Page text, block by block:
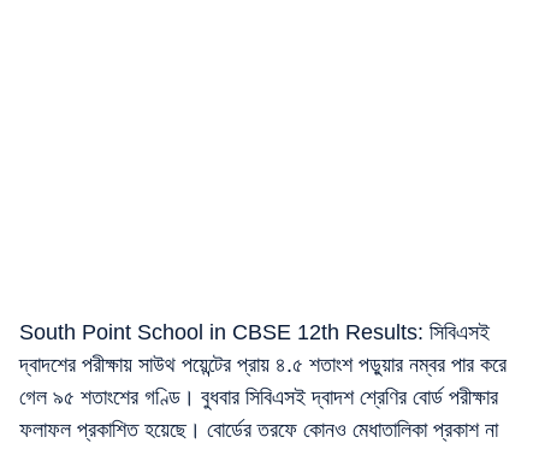
South Point School in CBSE 12th Results: সিবিএসই
দ্বাদশের পরীক্ষায় সাউথ পয়েন্টের প্রায় ৪.৫ শতাংশ পড়ুয়ার নম্বর পার করে
গেল ৯৫ শতাংশের গণ্ডি। বুধবার সিবিএসই দ্বাদশ শ্রেণির বোর্ড পরীক্ষার
ফলাফল প্রকাশিত হয়েছে। বোর্ডের তরফে কোনও মেধাতালিকা প্রকাশ না